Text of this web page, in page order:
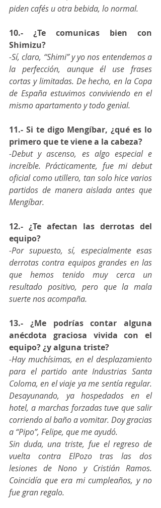
piden cafés u otra bebida, lo normal.
10.- ¿Te comunicas bien con
Shimizu?
-Sí, claro, “Shimi” y yo nos entendemos a
la perfección, aunque él use frases
cortas y limitadas. De hecho, en la Copa
de España estuvimos conviviendo en el
mismo apartamento y todo genial.
11.- Si te digo Mengíbar, ¿qué es lo
primero que te viene a la cabeza?
-Debut y ascenso, es algo especial e
increíble. Prácticamente, fue mi debut
oficial como utillero, tan solo hice varios
partidos de manera aislada antes que
Mengíbar.
12.- ¿Te afectan las derrotas del
equipo?
-Por supuesto, sí, especialmente esas
derrotas contra equipos grandes en las
que hemos tenido muy cerca un
resultado positivo, pero que la mala
suerte nos acompaña.
13.- ¿Me podrías contar alguna
anécdota graciosa vivida con el
equipo? ¿y alguna triste?
-Hay muchísimas, en el desplazamiento
para el partido ante Industrias Santa
Coloma, en el viaje ya me sentía regular.
Desayunando, ya hospedados en el
hotel, a marchas forzadas tuve que salir
corriendo al baño a vomitar. Doy gracias
a “Pipo”, Felipe, que me ayudó.
Sin duda, una triste, fue el regreso de
vuelta contra ElPozo tras las dos
lesiones de Nono y Cristián Ramos.
Coincidía que era mi cumpleaños, y no
fue gran regalo.